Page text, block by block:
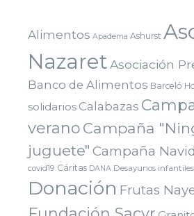
Alimentos Apadema Ashurst
NazaretAsociación
Banco de Alimentos Barceló
solidarios Calabazas
verano Campaña
juguete" Campaña
covid19 Cáritas DANA Desayunos infantiles
Donación Frutas